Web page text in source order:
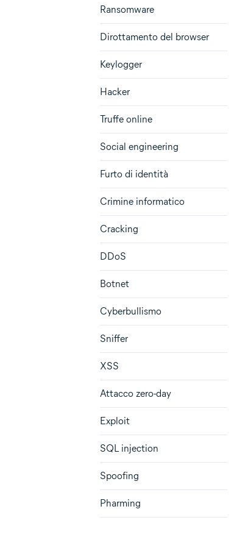
Ransomware
Dirottamento del browser
Keylogger
Hacker
Truffe online
Social engineering
Furto di identità
Crimine informatico
Cracking
DDoS
Botnet
Cyberbullismo
Sniffer
XSS
Attacco zero-day
Exploit
SQL injection
Spoofing
Pharming